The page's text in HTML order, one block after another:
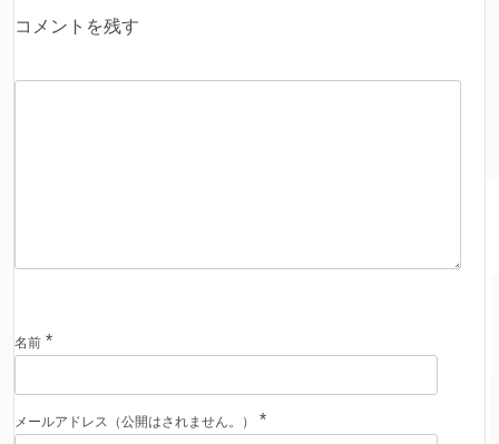
コメントを残す
名前 *
メールアドレス（公開はされません。） *